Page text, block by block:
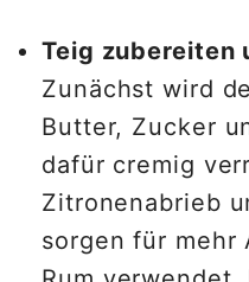
Teig zubereiten
Zunächst wird
Butter, Zucker
dafür cremig
Zitronenabrieb
sorgen für mehr